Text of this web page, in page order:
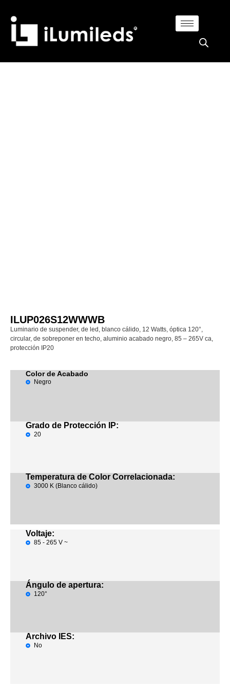
ILUP026S12WWWB
Luminario de suspender, de led, blanco cálido, 12 Watts, óptica 120°,
circular, de sobreponer en techo, aluminio acabado negro, 85 – 265V ca,
protección IP20
Color de Acabado
Negro
Grado de Protección IP:
20
Temperatura de Color Correlacionada:
3000 K (Blanco cálido)
Voltaje:
85 - 265 V ~
Ángulo de apertura:
120°
Archivo IES:
No